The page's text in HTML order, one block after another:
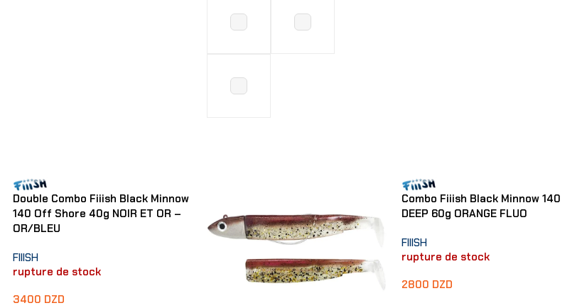
Double Combo Fiiish Black Minnow
140 Off Shore 40g NOIR ET OR –
OR/BLEU
FIIISH
rupture de stock
3400 DZD
Combo Fiiish Black Minnow 140
DEEP 60g ORANGE FLUO
FIIISH
rupture de stock
2800 DZD